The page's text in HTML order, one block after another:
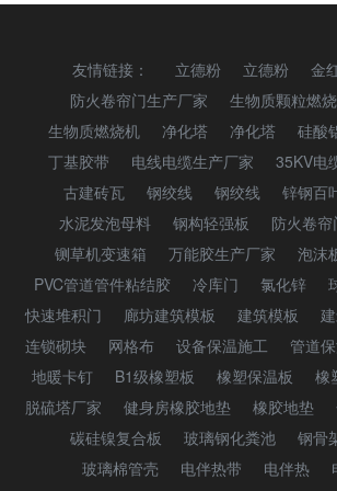
友情链接： 立德粉 立德粉
金
防火卷帘门生产厂家
生物质颗粒燃
生物质燃烧机
净化塔 净化塔 硅酸
丁基胶带
电线电缆生产厂家 35KV电
古建砖瓦
钢绞线 钢绞线 锌钢百
水泥发泡母料
钢构轻强板 防火卷帘
铡草机变速箱
万能胶生产厂家
泡沫
PVC管道管件粘结胶
冷库门 氯化锌
快速堆积门
廊坊建筑模板 建筑模板
连锁砌块
网格布 设备保温施工 管道
地暖卡钉
B1级橡塑板 橡塑保温板 橡
脱硫塔厂家
健身房橡胶地垫 橡胶地垫
碳硅镍复合板
玻璃钢化粪池
钢骨
玻璃棉管壳
电伴热带 电伴热